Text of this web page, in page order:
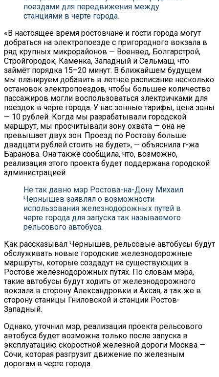
поездами для передвижения между
станциями в черте города.
«В настоящее время ростовчане и гости города могут
добраться на электропоезде с пригородного вокзала в
ряд крупных микрорайонов — Военвед, Болгарстрой,
Стройгородок, Каменка, Западный и Сельмаш, что
займёт порядка 15–20 минут. В ближайшем будущем
мы планируем добавить в летнее расписание несколько
остановок электропоездов, чтобы большее количество
пассажиров могли воспользоваться электричками для
поездок в черте города. У нас зонные тарифы, цена зоны
— 10 рублей. Когда мы разрабатывали городской
маршрут, мы просчитывали зону охвата — она не
превышает двух зон. Проезд по Ростову больше
двадцати рублей стоить не будет», — объяснила г-жа
Баранова. Она также сообщила, что, возможно,
реализация этого проекта будет поддержана городской
администрацией.
Не так давно мэр Ростова-на-Дону Михаил
Чернышев заявлял о возможности
использования железнодорожных путей в
черте города для запуска так называемого
рельсового автобуса.
Как рассказывал Чернышев, рельсовые автобусы будут
обслуживать новые городские железнодорожные
маршруты, которые создадут на существующих в
Ростове железнодорожных путях. По словам мэра,
такие автобусы будут ходить от железнодорожного
вокзала в сторону Александровки и Аксая, а так же в
сторону станицы Гниловской и станции Ростов-
Западный.
Однако, уточнил мэр, реализация проекта рельсового
автобуса будет возможна только после запуска в
эксплуатацию скоростной железной дороги Москва —
Сочи, которая разгрузит движение по железным
дорогам в черте города.